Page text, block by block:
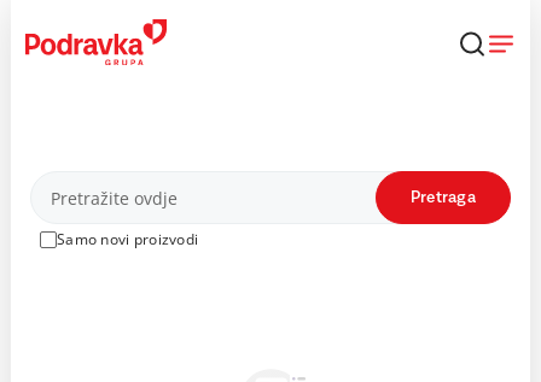
content
Proizvodi
Samo novi proizvodi
Pretraga